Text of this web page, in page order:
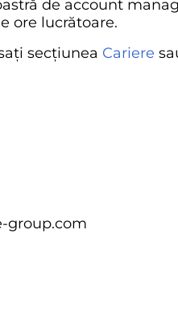
de account
ore lucrătoare.
secțiunea Cariere
group.com